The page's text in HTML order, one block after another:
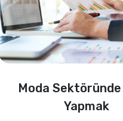
Moda Sektöründe
Yapmak